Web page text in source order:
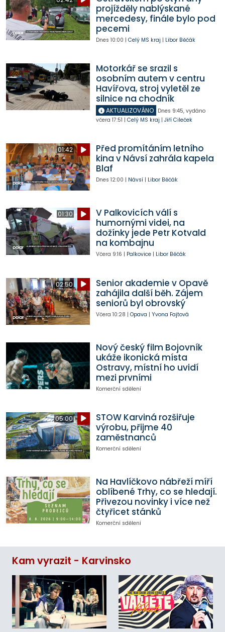
projížděly nablýskané
mercedesy, finále bylo pod
pecemi
Dnes 10:00 | Celý MS kraj | Libor Běčák
Motorkář se srazil s
osobním autem v centru
Havířova, stroj vyletěl ze
silnice na chodník
AKTUALIZOVÁNO Dnes 9:45, vydáno
včera 17:51 | Celý MS kraj | Jiří Cileček
01:42
Před promítáním letního
kina v Návsí zahrála kapela
Blaf
Dnes 12:00 | Návsí| Libor Běčák
01:30
V Palkovicích válí s
humornými videi, na
dožínky jede Petr Kotvald
na kombajnu
Včera 9:16 | Palkovice| Libor Běčák
02:50
Senior akademie v Opavě
zahájila další běh. Zájem
seniorů byl obrovský
Včera 10:28 | Opava | Yvona Fajtová
Nový český film Bojovník
ukáže ikonická místa
Ostravy, místní ho uvidí
mezi prvními
Komerční sdělení
05:00
STOW Karviná rozšiřuje
výrobu, přijme 40
zaměstnanců
Komerční sdělení
Na Havlíčkovo nábřeží míří
oblíbené Trhy, co se hledají.
Přivezou novinky i více než
čtyřicet stánků
Komerční sdělení
Kam vyrazit - Karvinsko